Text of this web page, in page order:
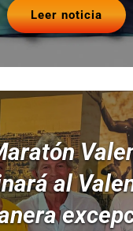
Leer noticia
al